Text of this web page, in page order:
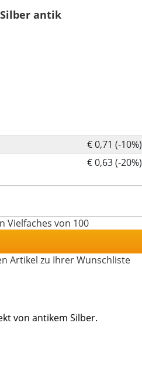
antik
€ 0,71 (-10%)
€ 0,63 (-20%)
Vielfaches von 100
Artikel zu Ihrer Wunschliste
von antikem Silber.